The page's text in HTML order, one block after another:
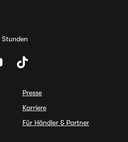
Presse
Karriere
Für Händler & Partner